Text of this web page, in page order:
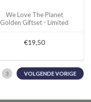
We Love The Planet
Golden Giftset - Limited
€19,50
3 VOLGENDE VORIGE